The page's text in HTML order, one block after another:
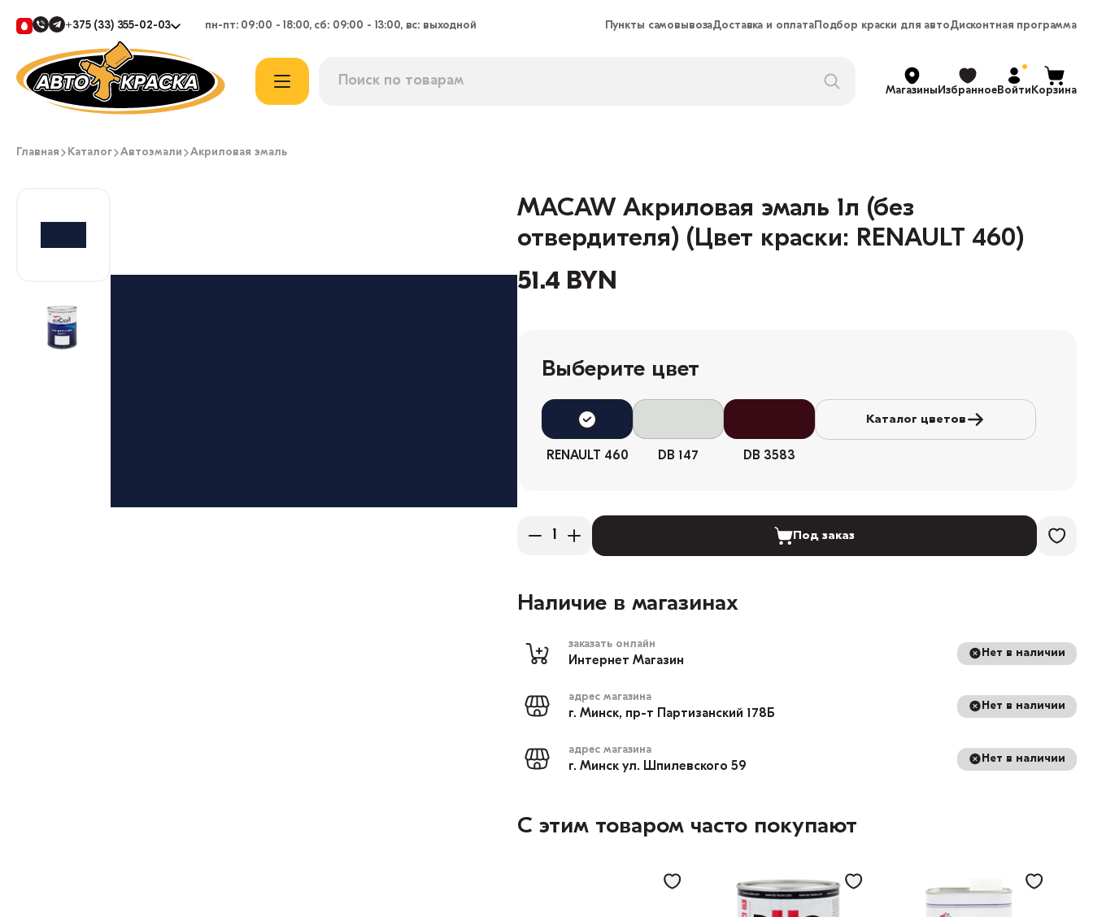
+375 (33) 355-02-03 пн-пт: 09:00 - 18:00, сб: 09:00 - 13:00, вс: выходной Пункты самовывозаДоставка и оплатаПодбор краски для автоДисконтная программа
МагазиныИзбранноеВойтиКорзина
Главная Каталог Автоэмали Акриловая эмаль
MACAW Акриловая эмаль 1л (без
отвердителя) (Цвет краски: RENAULT 460)
51.4 BYN
Выберите цвет
RENAULT 460 DB 147 DB 3583
Каталог цветов
Под заказ
Наличие в магазинах
заказать онлайн
Интернет Магазин
Нет в наличии
адрес магазина
г. Минск, пр-т Партизанский 178Б
Нет в наличии
адрес магазина
г. Минск ул. Шпилевского 59
Нет в наличии
С этим товаром часто покупают